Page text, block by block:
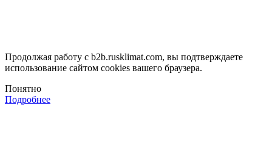
Продолжая работу с b2b.rusklimat.com, вы подтверждаете
использование сайтом cookies вашего браузера.
Понятно
Подробнее